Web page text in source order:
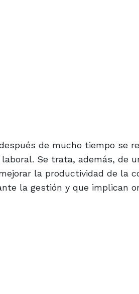
de mucho tiempo se
Se trata, además, de
la productividad de la
la gestión y que implican